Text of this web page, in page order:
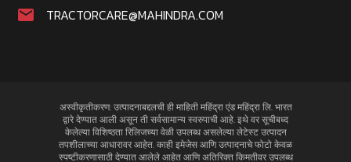
TRACTORCARE@MAHINDRA.COM
अस्वीकृतीकरण: उत्पादनाबद्दलची ही माहिती महिंद्रा एंड महिंद्रा लि. भारत
द्वारे देण्यात आली असून ती सर्वसामान्य स्वरुपाची आहे. इथे वर सूचीबध्द
केलेल्या विशिष्ठता रिलिजच्या वेळी उपलब्ध असलेल्या लेटेस्ट उत्पादन
तपशीलाच्या आधारावर आहेत. काही इमेजेस आणि उत्पादनाचे फोटो केवळ
स्पष्टीकरणासाठी देण्यात आलेले आहेत आणि अतिरिक्त किमतीवर उपलब्ध